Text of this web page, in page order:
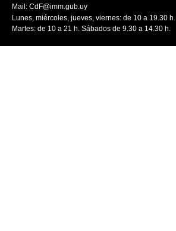
Mail: CdF@imm.gub.uy
Lunes, miércoles, jueves, viernes: de 10 a 19.30 h.
Martes: de 10 a 21 h. Sábados de 9.30 a 14.30 h.